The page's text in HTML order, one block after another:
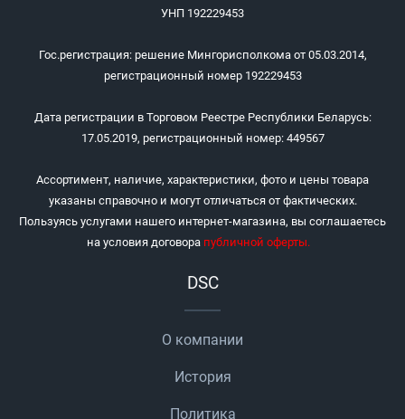
УНП 192229453
Гос.регистрация: решение Мингорисполкома от 05.03.2014,
регистрационный номер 192229453
Дата регистрации в Торговом Реестре Республики Беларусь:
17.05.2019, регистрационный номер: 449567
Ассортимент, наличие, характеристики, фото и цены товара
указаны справочно и могут отличаться от фактических.
Пользуясь услугами нашего интернет-магазина, вы соглашаетесь
на условия договора публичной оферты.
DSC
О компании
История
Политика